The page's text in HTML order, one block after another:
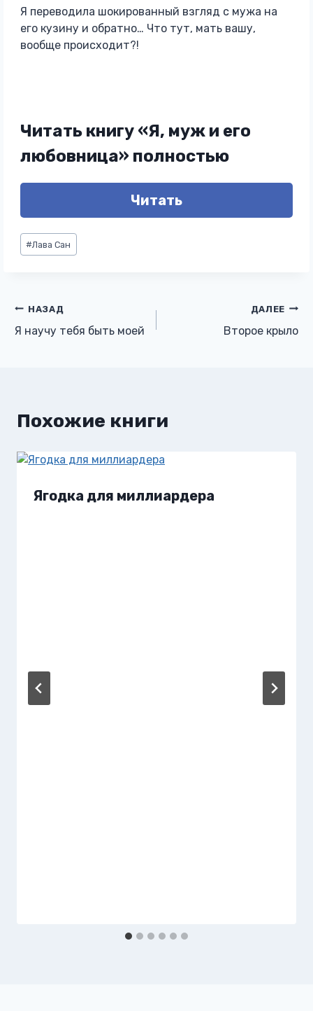
Я переводила шокированный взгляд с мужа на
его кузину и обратно… Что тут, мать вашу,
вообще происходит?!
Читать книгу «Я, муж и его
любовница» полностью
Читать
Метки
записи:
#Лава Сан
Навигация
по
НАЗАД
Я научу тебя быть моей
ДАЛЕЕ
Второе крыло
Похожие книги
Ягодка для миллиардера